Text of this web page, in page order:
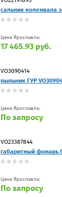
сальник коленвала
Цена Ярославль:
17 465.93 руб.
VO3090414
пыльник ГУР
Цена Ярославль:
По запросу
VO23387844
габаритный фонарь
Цена Ярославль:
По запросу